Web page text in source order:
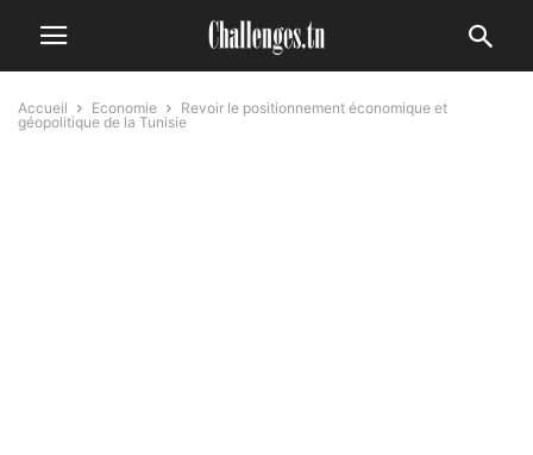
Accueil Economie
Revoir le positionnement économique et
géopolitique de la Tunisie